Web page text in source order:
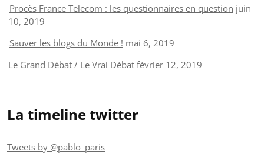
Procès France Telecom : les questionnaires en question juin
10, 2019
Sauver les blogs du Monde ! mai 6, 2019
Le Grand Débat / Le Vrai Débat février 12, 2019
La timeline twitter
Tweets by @pablo_paris